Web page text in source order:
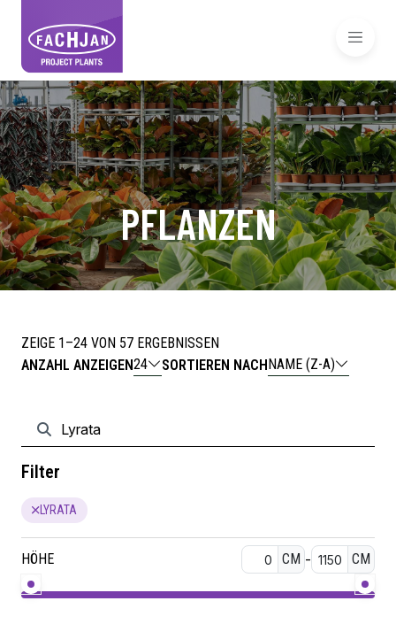
PFLANZEN
ZEIGE 1–24 VON 57 ERGEBNISSEN
ANZAHL ANZEIGEN24 SORTIEREN NACHNAME (Z-A)
Filter
LYRATA
HÖHE CM - CM